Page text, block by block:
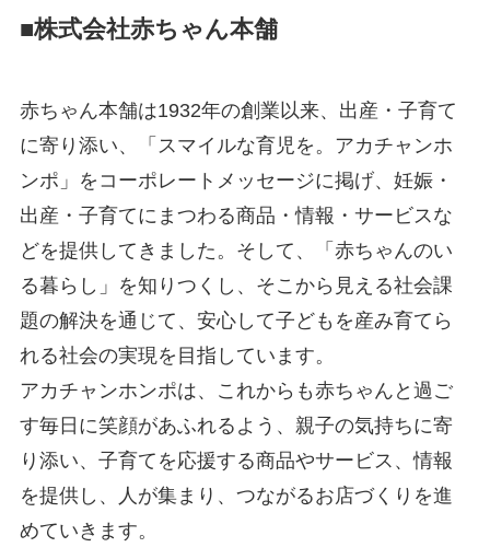
■株式会社赤ちゃん本舗
赤ちゃん本舗は1932年の創業以来、出産・子育て
に寄り添い、「スマイルな育児を。アカチャンホ
ンポ」をコーポレートメッセージに掲げ、妊娠・
出産・子育てにまつわる商品・情報・サービスな
どを提供してきました。そして、「赤ちゃんのい
る暮らし」を知りつくし、そこから見える社会課
題の解決を通じて、安心して子どもを産み育てら
れる社会の実現を目指しています。
アカチャンホンポは、これからも赤ちゃんと過ご
す毎日に笑顔があふれるよう、親子の気持ちに寄
り添い、子育てを応援する商品やサービス、情報
を提供し、人が集まり、つながるお店づくりを進
めていきます。